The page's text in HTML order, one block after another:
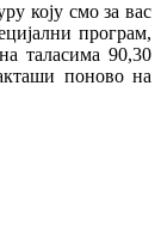
коју смо за вас
програм,
таласима 90,30
поново на